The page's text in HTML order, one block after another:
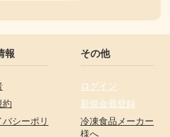
報
約
バシーポリ
その他
ログイン
新規会員登録
冷凍食品メーカー
様へ